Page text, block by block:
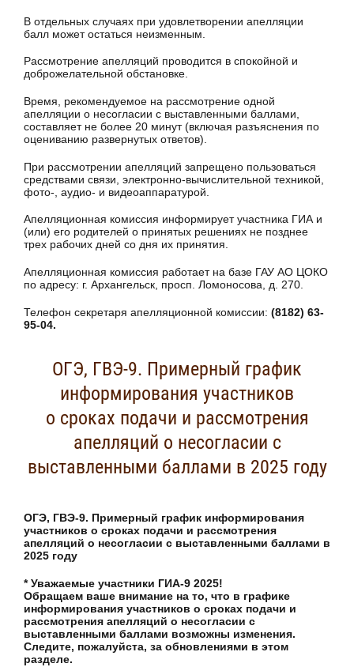
В отдельных случаях при удовлетворении апелляции
балл может остаться неизменным.
Рассмотрение апелляций проводится в спокойной и
доброжелательной обстановке.
Время, рекомендуемое на рассмотрение одной
апелляции о несогласии с выставленными баллами,
составляет не более 20 минут (включая разъяснения по
оцениванию развернутых ответов).
При рассмотрении апелляций запрещено пользоваться
средствами связи, электронно-вычислительной техникой,
фото-, аудио- и видеоаппаратурой.
Апелляционная комиссия информирует участника ГИА и
(или) его родителей о принятых решениях не позднее
трех рабочих дней со дня их принятия.
Апелляционная комиссия работает на базе ГАУ АО ЦОКО
по адресу: г. Архангельск, просп. Ломоносова, д. 270.
Телефон секретаря апелляционной комиссии: (8182) 63-
95-04.
ОГЭ, ГВЭ-9. Примерный график
информирования участников
о сроках подачи и рассмотрения
апелляций о несогласии с
выставленными баллами в 2025 году
ОГЭ, ГВЭ-9. Примерный график информирования
участников о сроках подачи и рассмотрения
апелляций о несогласии с выставленными баллами в
2025 году
* Уважаемые участники ГИА-9 2025!
Обращаем ваше внимание на то, что в графике
информирования участников о сроках подачи и
рассмотрения апелляций о несогласии с
выставленными баллами возможны изменения.
Следите, пожалуйста, за обновлениями в этом
разделе.